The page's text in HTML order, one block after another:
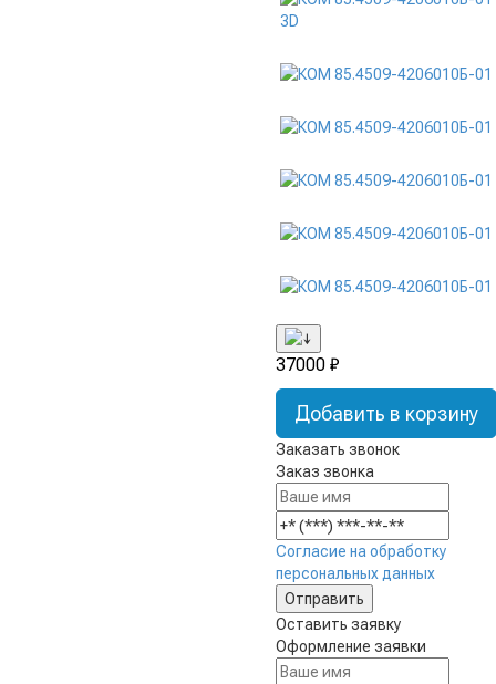
3D
37000 ₽
Добавить в корзину
Заказать звонок
Заказ звонка
Согласие на обработку
персональных данных
Оставить заявку
Оформление заявки